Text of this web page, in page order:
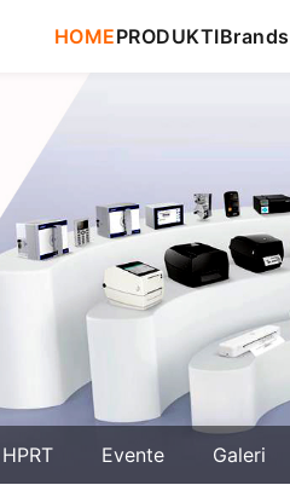
HOMEPRODUKTIBrands
Evente Galeri